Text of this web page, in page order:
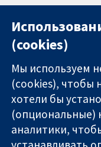
(cookies)
Мы используем
(cookies), чтобы
хотели бы
(опциональные)
аналитики,